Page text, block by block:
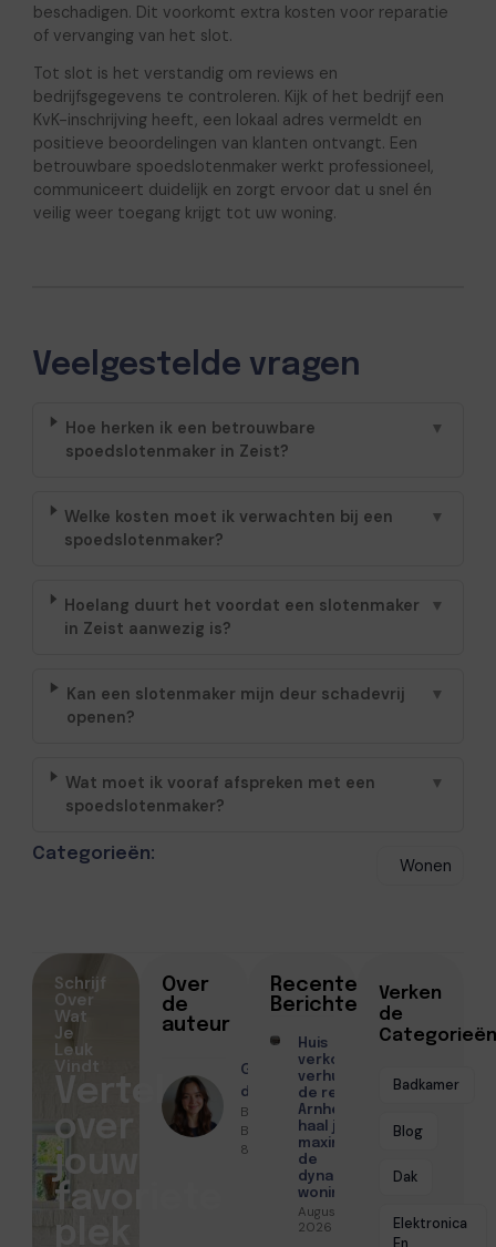
beschadigen. Dit voorkomt extra kosten voor reparatie
of vervanging van het slot.
Tot slot is het verstandig om reviews en
bedrijfsgegevens te controleren. Kijk of het bedrijf een
KvK-inschrijving heeft, een lokaal adres vermeldt en
positieve beoordelingen van klanten ontvangt. Een
betrouwbare spoedslotenmaker werkt professioneel,
communiceert duidelijk en zorgt ervoor dat u snel én
veilig weer toegang krijgt tot uw woning.
Veelgestelde vragen
Hoe herken ik een betrouwbare
spoedslotenmaker in Zeist?
▼
Welke kosten moet ik verwachten bij een
spoedslotenmaker?
▼
Hoelang duurt het voordat een slotenmaker
in Zeist aanwezig is?
▼
Kan een slotenmaker mijn deur schadevrij
openen?
▼
Wat moet ik vooraf afspreken met een
spoedslotenmaker?
▼
Categorieën:
Wonen
Over
de
auteur
Geschreven
door
Benthe
Bakker ● Mei
8, 2026
Recente
Berichten
Huis
verkopen of
verhuren in
de regio
Arnhem? Zo
haal je het
maximale uit
de
dynamische
woningmarkt
Augustus 4,
2026
Verken
de
Categorieën
Badkamer
Blog
Dak
Elektronica
En
Schrijf
Over
Wat
Je
Leuk
Vindt
Vertel
over
jouw
favoriete
plek